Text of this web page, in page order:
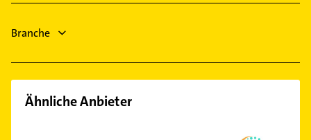
Elektro Reparatur
Schreiner
Branche
Ähnliche Anbieter